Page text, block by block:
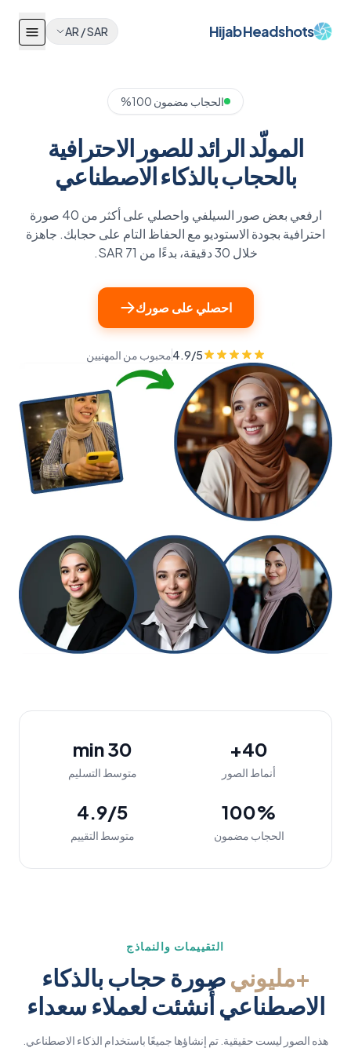
Hijab Headshots
AR /SAR
الحجاب مضمون 100%
المولّد الرائد للصور الاحترافية
بالحجاب بالذكاء الاصطناعي
ارفعي بعض صور السيلفي واحصلي على أكثر من 40 صورة
احترافية بجودة الاستوديو مع الحفاظ التام على حجابك. جاهزة
خلال 30 دقيقة، بدءًا من SAR 71.
احصلي على صورك
4.9/5محبوب من المهنيين
40+
أنماط الصور
30 min
متوسط التسليم
100%
الحجاب مضمون
4.9/5
متوسط التقييم
التقييمات والنماذج
+مليونيصورة حجاب بالذكاء
الاصطناعي أُنشئت لعملاء سعداء
هذه الصور ليست حقيقية. تم إنشاؤها جميعًا باستخدام الذكاء الاصطناعي.